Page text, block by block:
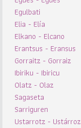
Egulbati
Elia - Elía
Elkano - Elcano
Erantsus - Eransus
Gorraitz - Gorraiz
Ibiriku - Ibiricu
Olatz - Olaz
Sagaseta
Sarriguren
Ustarrotz - Ustárroz